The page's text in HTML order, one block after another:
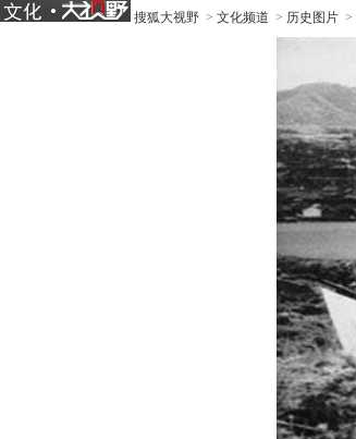
搜狐大视野 > 文化频道 > 历史图片 >